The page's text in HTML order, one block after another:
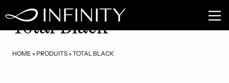
HOME » PRODUITS » TOTAL BLACK
RE04
Total Black